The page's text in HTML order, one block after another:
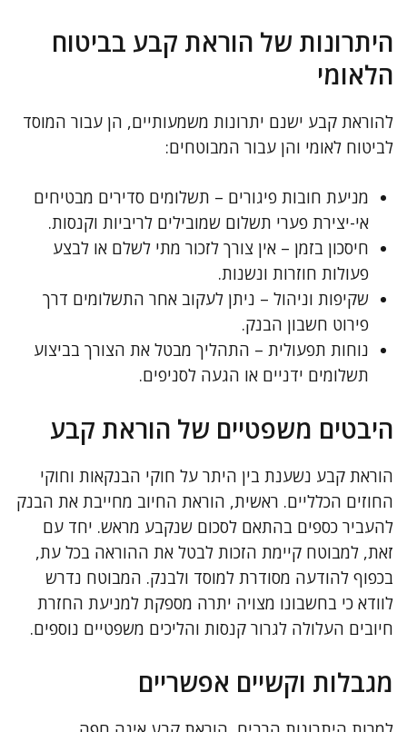
היתרונות של הוראת קבע בביטוח
הלאומי
להוראת קבע ישנם יתרונות משמעותיים, הן עבור המוסד
לביטוח לאומי והן עבור המבוטחים:
מניעת חובות פיגורים – תשלומים סדירים מבטיחים
אי-יצירת פערי תשלום שמובילים לריביות וקנסות.
חיסכון בזמן – אין צורך לזכור מתי לשלם או לבצע
פעולות חוזרות ונשנות.
שקיפות וניהול – ניתן לעקוב אחר התשלומים דרך
פירוט חשבון הבנק.
נוחות תפעולית – התהליך מבטל את הצורך בביצוע
תשלומים ידניים או הגעה לסניפים.
היבטים משפטיים של הוראת קבע
הוראת קבע נשענת בין היתר על חוקי הבנקאות וחוקי
החוזים הכלליים. ראשית, הוראת החיוב מחייבת את הבנק
להעביר כספים בהתאם לסכום שנקבע מראש. יחד עם
זאת, למבוטח קיימת הזכות לבטל את ההוראה בכל עת,
בכפוף להודעה מסודרת למוסד ולבנק. המבוטח נדרש
לוודא כי בחשבונו מצויה יתרה מספקת למניעת החזרת
חיובים העלולה לגרור קנסות והליכים משפטיים נוספים.
מגבלות וקשיים אפשריים